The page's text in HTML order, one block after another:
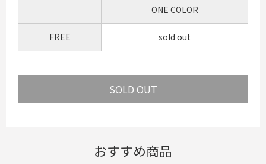
ONE COLOR
FREE sold out
おすすめ商品